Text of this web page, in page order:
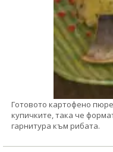
Готовото картофено
купичките, така че
гарнитура към рибата.